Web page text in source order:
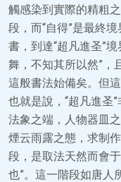
觸感染到實際的精粗
段，而“自得”是最終
書，到達“超凡進圣”
舞，不知其所以然”，
這般書法始備矣。但
也就是說，“超凡進圣
法象之端，人物器皿
煙云雨露之態，求制
段，是取法天然而會
也”。這一階段如唐人